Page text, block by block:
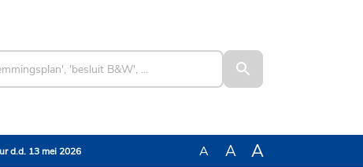
d.d. 13 mei 2026 A A A